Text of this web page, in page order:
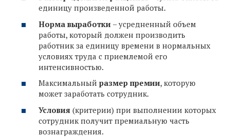
единицу произведенной работы.
Норма выработки – усредненный объем
работы, который должен производить
работник за единицу времени в нормальных
условиях труда с приемлемой его
интенсивностью.
Максимальный размер премии, которую
может заработать сотрудник.
Условия (критерии) при выполнении которых
сотрудник получит премиальную часть
вознаграждения.